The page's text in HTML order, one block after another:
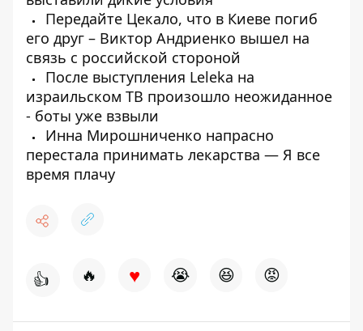
Передайте Цекало, что в Киеве погиб
его друг – Виктор Андриенко вышел на
связь с российской стороной
После выступления Leleka на
израильском ТВ произошло неожиданное
- боты уже взвыли
Инна Мирошниченко напрасно
перестала принимать лекарства — Я все
время плачу
👍 🔥 ♥ 😭 😆 😡